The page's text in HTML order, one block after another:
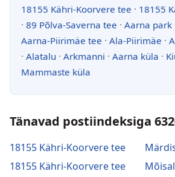
18155 Kähri-Koorvere tee · 18155
· 89 Põlva-Saverna tee · Aarna park
Aarna-Piirimäe tee · Ala-Piirimäe ·
· Alatalu · Arkmanni · Aarna küla ·
Mammaste küla
Tänavad postiindeksiga
18155 Kähri-Koorvere tee
18155 Kähri-Koorvere tee